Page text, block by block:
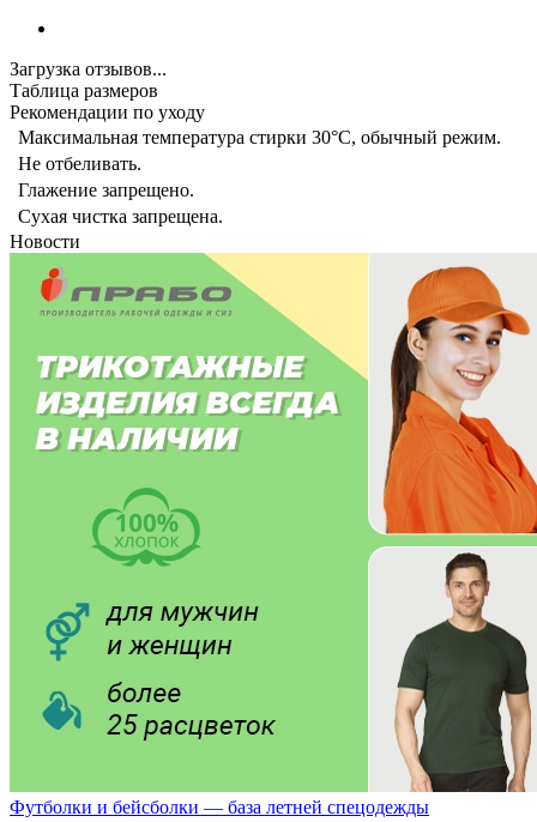
Загрузка отзывов...
Таблица размеров
Рекомендации по уходу
Максимальная температура стирки 30°C, обычный режим.
Не отбеливать.
Глажение запрещено.
Сухая чистка запрещена.
Новости
Футболки и бейсболки — база летней спецодежды